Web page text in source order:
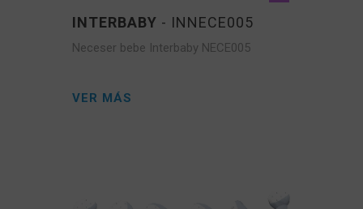
INTERBABY - INNECE005
Neceser bebe Interbaby NECE005
VER MÁS